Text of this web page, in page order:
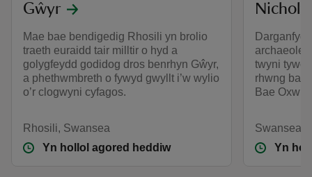
Gŵyr
Mae bae bendigedig Rhosili yn brolio
traeth euraidd tair milltir o hyd a
golygfeydd godidog dros benrhyn Gŵyr,
a phethwmbreth o fywyd gwyllt i’w wylio
o’r clogwyni cyfagos.
Rhosili, Swansea
Yn hollol agored heddiw
twyni
rhwng bae
Bae
Swansea
Yn